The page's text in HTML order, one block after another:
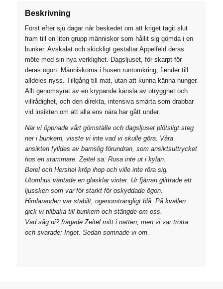
Beskrivning
Först efter sju dagar når beskedet om att kriget tagit slut
fram till en liten grupp människor som hållit sig gömda i en
bunker. Avskalat och skickligt gestaltar Appelfeld deras
möte med sin nya verklighet. Dagsljuset, för skarpt för
deras ögon. Människorna i husen runtomkring, fiender till
alldeles nyss. Tillgång till mat, utan att kunna känna hunger.
Allt genomsyrat av en krypande känsla av otrygghet och
villrådighet, och den direkta, intensiva smärta som drabbar
vid insikten om att alla ens nära har gått under.
När vi öppnade vårt gömställe och dagsljuset plötsligt steg
ner i bunkern, visste vi inte vad vi skulle göra. Våra
ansikten fylldes av barnslig förundran, som ansiktsuttrycket
hos en stammare. Zeitel sa: Rusa inte ut i kylan.
Berel och Hershel kröp ihop och ville inte röra sig.
Utomhus väntade en glasklar vinter. Ur fjärran glittrade ett
ljussken som var för starkt för oskyddade ögon.
Himlaranden var stabilt, ogenomträngligt blå. På kvällen
gick vi tillbaka till bunkern och stängde om oss.
Vad såg ni? frågade Zeitel mitt i natten, men vi var trötta
och svarade: Inget. Sedan somnade vi om.